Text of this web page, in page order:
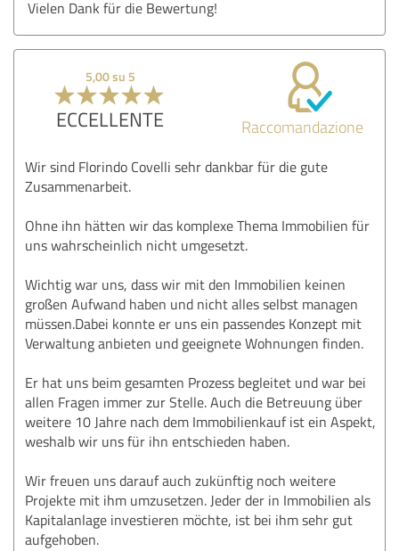
Vielen Dank für die Bewertung!
5,00 su 5
ECCELLENTE Raccomandazione
Wir sind Florindo Covelli sehr dankbar für die gute
Zusammenarbeit.
Ohne ihn hätten wir das komplexe Thema Immobilien für
uns wahrscheinlich nicht umgesetzt.
Wichtig war uns, dass wir mit den Immobilien keinen
großen Aufwand haben und nicht alles selbst managen
müssen.Dabei konnte er uns ein passendes Konzept mit
Verwaltung anbieten und geeignete Wohnungen finden.
Er hat uns beim gesamten Prozess begleitet und war bei
allen Fragen immer zur Stelle. Auch die Betreuung über
weitere 10 Jahre nach dem Immobilienkauf ist ein Aspekt,
weshalb wir uns für ihn entschieden haben.
Wir freuen uns darauf auch zukünftig noch weitere
Projekte mit ihm umzusetzen. Jeder der in Immobilien als
Kapitalanlage investieren möchte, ist bei ihm sehr gut
aufgehoben.